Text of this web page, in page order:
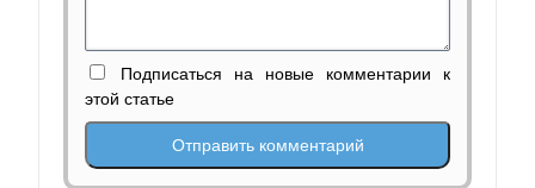
Подписаться на новые комментарии к
этой статье